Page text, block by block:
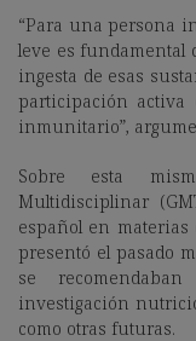
“Para una persona
leve es fundamental
ingesta de esas
participación activa
inmunitario”,
Sobre esta
Multidisciplinar
español en materias
presentó el pasado
se
investigación
como otras futuras.